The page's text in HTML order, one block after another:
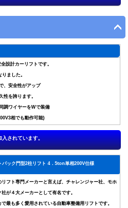
設計カーリフトです。
ました。
、安全性がアップ
性を誇ります。
調ワイヤーをWで装備
相でも動作可能)
パック門型2柱リフト 4．5ton単相200V仕様
フト専門メーカーと言えば、チャレンジャー社、モホ
が４大メーカーとして有名です。
最も多く愛用されている自動車整備用リフトです。